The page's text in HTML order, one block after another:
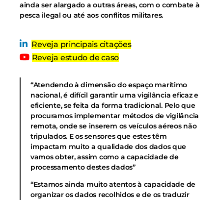
ainda ser alargado a outras áreas, com o combate à
pesca ilegal ou até aos conflitos militares.
Reveja principais citações
Reveja estudo de caso
“Atendendo à dimensão do espaço marítimo
nacional, é difícil garantir uma vigilância eficaz e
eficiente, se feita da forma tradicional. Pelo que
procuramos implementar métodos de vigilância
remota, onde se inserem os veículos aéreos não
tripulados. E os sensores que estes têm
impactam muito a qualidade dos dados que
vamos obter, assim como a capacidade de
processamento destes dados”
“Estamos ainda muito atentos à capacidade de
organizar os dados recolhidos e de os traduzir